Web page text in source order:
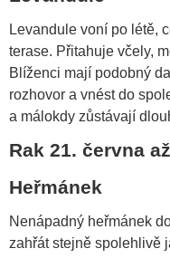
Levandule voní po létě,
terase. Přitahuje včely,
Blíženci mají podobný
rozhovor a vnést do
a málokdy zůstávají
Rak 21. června
Heřmánek
Nenápadný heřmánek
zahřát stejně spolehlivě